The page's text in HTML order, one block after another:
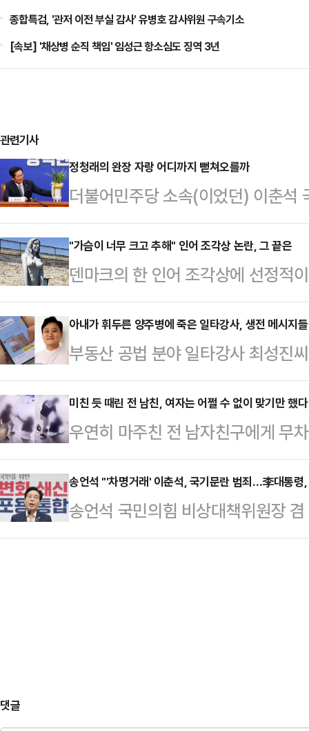
종합특검, '관저 이전 부실 감사' 유병호 감사위원 구속기소
[속보] '채상병 순직 책임' 임성근 항소심도 징역 3년
관련기사
정청래의 완장 자랑 어디까지 뻗쳐오를까
더불어민주당 소속(이었던) 이춘석
4일 국회 본회의 중 차명으로 주식
장에서, 잘못 들고 들어간 보좌관
것일 뿐, 거래는 하지 않았다고 주
해 갈 수 있는 일이 아니었다. 결국
원장 직 사임서를 제출했다.법사위
송법 개정안 본회의 처리 저지를 위
다. 야당이 ‘…
"가슴이 너무 크고 추해" 인어 조각상 논란, 그 끝은
덴마크의 한 인어 조각상에 선정적
다.4일(현지시간) 영국 가디언에 따
근 '드라고르 요새' 앞에 설치된 '큰
인 요새와 어울리지 않는다는 이유
는 이 조각상은 코펜하겐 해변의 바
는 달리 가슴 부분이 강조돼 있어
리티켄의 미술 평론가 마티아스 크
라고 지적했다.성직자 …
아내가 휘두른 양주병에 죽은 일타강사, 생전 메시지
부동산 공법 분야 일타강사 최성진
가운데 그가 생전에 아내에게 보낸
일 SBS '그것이 알고 싶다'는 최성
의 실상을 공개했다.최성진씨는 지
친 채 병원으로 이송됐으나 11시간
혐의로 체포됐다.윤씨는 경찰 조사
편이 흉기로 위협해 거실에 있던 양
한 우발적…
미친 듯 때린 전 남친, 여자는 어쩔 수 없이 맞기만 했다
우연히 마주친 전 남자친구에게 무
이유에 대해 밝혔다.20대 여성 A씨
서 전 남자친구 B씨(30대)에게 폭
긴 폐쇄회로(CC)TV 영상을 소셜
씨와 마주 보고 대화하던 B씨가 돌
송언석 "'차명거래' 이춘석, 국기문란 범죄…李대통령
송언석 국민의힘 비상대책위원장
불어민주당에서 탈당하고 법제사
댓글